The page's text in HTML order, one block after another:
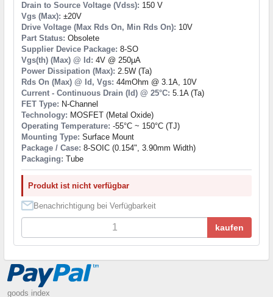
Drain to Source Voltage (Vdss): 150 V
Vgs (Max): ±20V
Drive Voltage (Max Rds On, Min Rds On): 10V
Part Status: Obsolete
Supplier Device Package: 8-SO
Vgs(th) (Max) @ Id: 4V @ 250µA
Power Dissipation (Max): 2.5W (Ta)
Rds On (Max) @ Id, Vgs: 44mOhm @ 3.1A, 10V
Current - Continuous Drain (Id) @ 25°C: 5.1A (Ta)
FET Type: N-Channel
Technology: MOSFET (Metal Oxide)
Operating Temperature: -55°C ~ 150°C (TJ)
Mounting Type: Surface Mount
Package / Case: 8-SOIC (0.154", 3.90mm Width)
Packaging: Tube
Produkt ist nicht verfügbar
Benachrichtigung bei Verfügbarkeit
kaufen
goods index